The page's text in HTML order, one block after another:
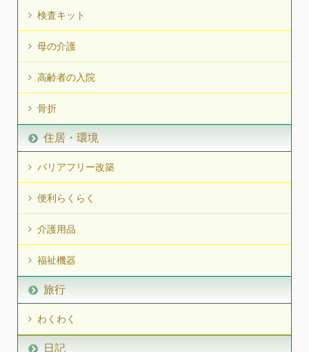
検査キット
母の介護
高齢者の入院
骨折
住居・環境
バリアフリー改築
便利らくらく
介護用品
福祉機器
旅行
わくわく
日記